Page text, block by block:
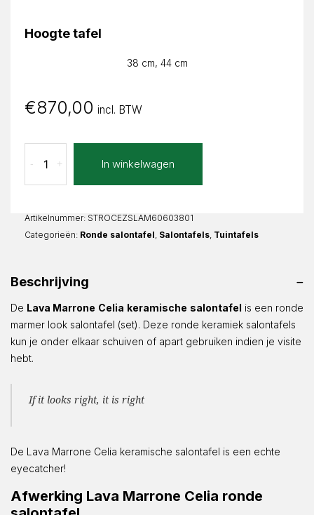
Hoogte tafel
38 cm, 44 cm
€870,00 incl. BTW
Marrone
Celia
aantal
+
- In winkelwagen
Artikelnummer: STROCEZSLAM60603801
Categorieën: Ronde salontafel Salontafels Tuintafels
Beschrijving
De Lava Marrone Celia keramische salontafel is een ronde
marmer look salontafel (set). Deze ronde keramiek salontafels
kun je onder elkaar schuiven of apart gebruiken indien je visite
hebt.
If it looks right, it is right
De Lava Marrone Celia keramische salontafel is een echte
eyecatcher!
Afwerking Lava Marrone Celia ronde